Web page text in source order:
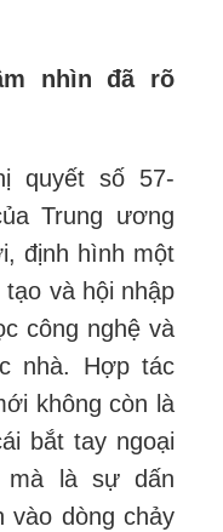
nhìn đã rõ
quyết số 57-
Trung ương
định hình một
và hội nhập
công nghệ và
nhà. Hợp tác
không còn là
bắt tay ngoại
mà là sự dấn
vào dòng chảy